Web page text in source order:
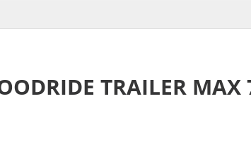
TRAILER MAX